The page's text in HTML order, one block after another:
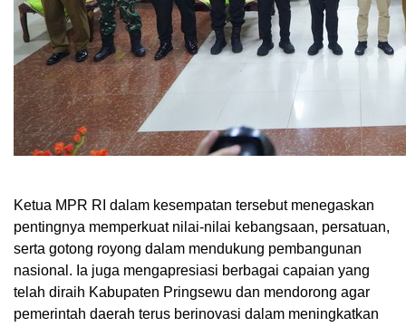
Ketua MPR RI dalam kesempatan tersebut menegaskan
pentingnya memperkuat nilai-nilai kebangsaan, persatuan,
serta gotong royong dalam mendukung pembangunan
nasional. Ia juga mengapresiasi berbagai capaian yang
telah diraih Kabupaten Pringsewu dan mendorong agar
pemerintah daerah terus berinovasi dalam meningkatkan